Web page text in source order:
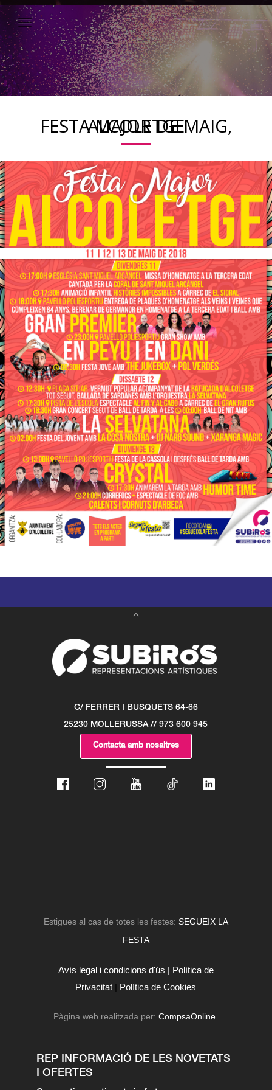
FESTA MAJOR DE MAIG, ALCOLETGE
C/ FERRER I BUSQUETS 64-66
25230 MOLLERUSSA // 973 600 945
Contacta amb nosaltres
Estigues al cas de totes les festes: SEGUEIX LA
FESTA
Avís legal i condicions d'ús | Política de
Privacitat | Política de Cookies
Pàgina web realitzada per:CompsaOnline.
REP INFORMACIÓ DE LES NOVETATS
I OFERTES